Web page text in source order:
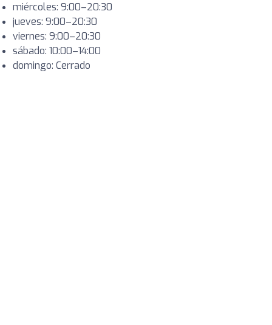
miércoles: 9:00–20:30
jueves: 9:00–20:30
viernes: 9:00–20:30
sábado: 10:00–14:00
domingo: Cerrado